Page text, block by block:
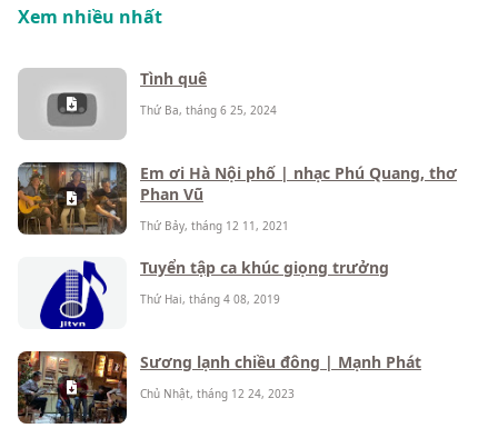
Xem nhiều nhất
Tình quê
Thứ Ba, tháng 6 25, 2024
Em ơi Hà Nội phố | nhạc Phú Quang, thơ
Phan Vũ
Thứ Bảy, tháng 12 11, 2021
Tuyển tập ca khúc giọng trưởng
Thứ Hai, tháng 4 08, 2019
Sương lạnh chiều đông | Mạnh Phát
Chủ Nhật, tháng 12 24, 2023